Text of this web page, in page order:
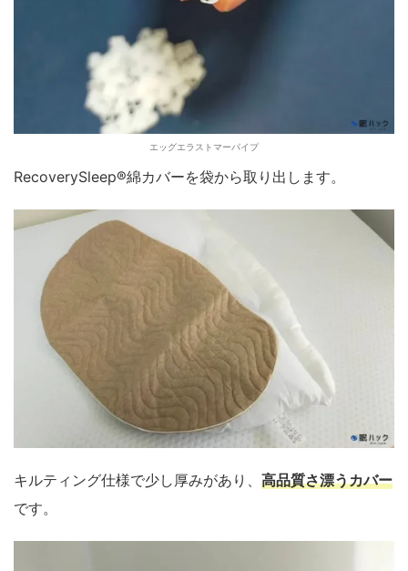
エッグエラストマーパイプ
RecoverySleep®綿カバーを袋から取り出します。
キルティング仕様で少し厚みがあり、 高品質さ漂うカバー
です。